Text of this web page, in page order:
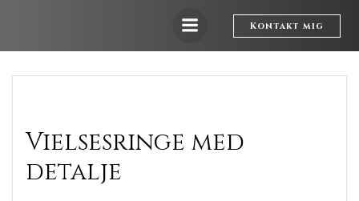
Kontakt mig
Vielsesringe med
detalje